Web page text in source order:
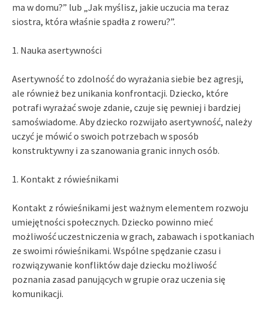
ma w domu?” lub „Jak myślisz, jakie uczucia ma teraz
siostra, która właśnie spadła z roweru?”.
1. Nauka asertywności
Asertywność to zdolność do wyrażania siebie bez agresji,
ale również bez unikania konfrontacji. Dziecko, które
potrafi wyrażać swoje zdanie, czuje się pewniej i bardziej
samoświadome. Aby dziecko rozwijało asertywność, należy
uczyć je mówić o swoich potrzebach w sposób
konstruktywny i za szanowania granic innych osób.
1. Kontakt z rówieśnikami
Kontakt z rówieśnikami jest ważnym elementem rozwoju
umiejętności społecznych. Dziecko powinno mieć
możliwość uczestniczenia w grach, zabawach i spotkaniach
ze swoimi rówieśnikami. Wspólne spędzanie czasu i
rozwiązywanie konfliktów daje dziecku możliwość
poznania zasad panujących w grupie oraz uczenia się
komunikacji.